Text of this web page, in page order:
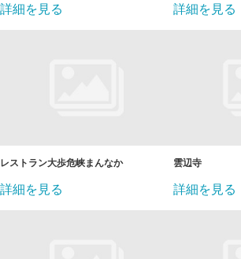
詳細を見る 詳細を見る
レストラン大歩危峡まんなか
詳細を見る
雲辺寺
詳細を見る